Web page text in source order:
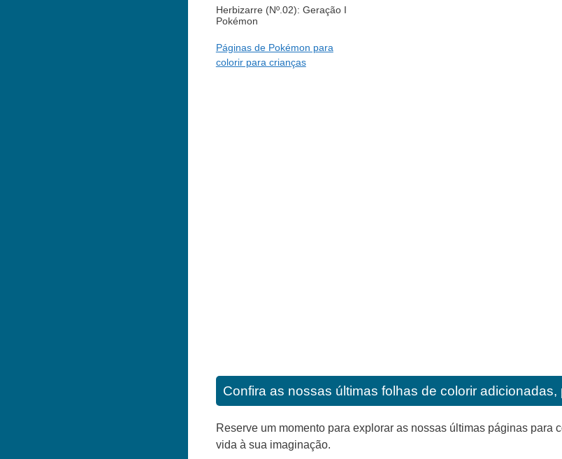
Herbizarre (Nº.02): Geração I
Pokémon
Páginas de Pokémon para
colorir para crianças
Confira as nossas últimas folhas de colorir
Reserve um momento para explorar as nossas últimas páginas
vida à sua imaginação.